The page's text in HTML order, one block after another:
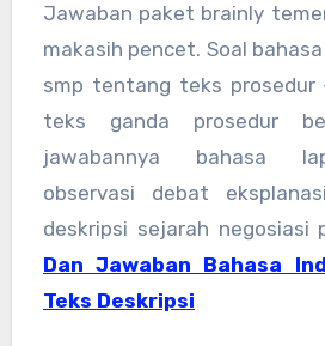
Jawaban paket brainly
makasih pencet. Soal
smp tentang teks prosedur
teks ganda prosedur
jawabannya bahasa
observasi debat
deskripsi sejarah negosiasi
Dan Jawaban Bahasa
Teks Deskripsi